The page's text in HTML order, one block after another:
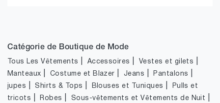
Catégorie de Boutique de Mode
Tous Les Vêtements Accessoires Vestes et gilets
Manteaux Costume et Blazer Jeans Pantalons
jupes |Shirts & Tops Blouses et Tuniques
Pulls et
tricots
Robes Sous-vêtements et Vêtements de Nuit